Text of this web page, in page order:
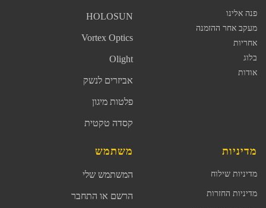
פנה אלינו
מעקב אחר ההזמנה
אחריות
בלוג
אודות
HOLOSUN
Vortex Optics
Olight
אביזרים לנשק
פלטות מיגון
קסדה טקטית
מדיניות
מדיניות שילוח
מדיניות החזרות
משתמש
המשתמש שלי
הרשם או התחבר